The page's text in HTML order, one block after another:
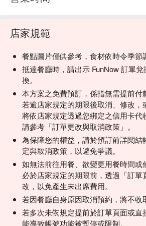
店家規範
餐點圖片僅供參考，食材依時令季節
抵達餐廳時，請出示 FunNow 訂單
換。
本方案之免費預訂，係指無需提前付
若逾店家規定的期限後取消、修改，
將依店家規定透過您綁定之信用卡代
請參考「訂單更改與取消政策」。
為保障您的權益，請於預訂前詳閱結
定與取消政策，以避免爭議。
如無法前往用餐、欲變更用餐時間或
必於店家規定的期限前，透過「訂單
改，以免產生未出席費用。
若因餐廳自身原因取消預約，將不收
若多次未依規定提前於訂單頁面或直
能導致帳號功能被暫停或限制。